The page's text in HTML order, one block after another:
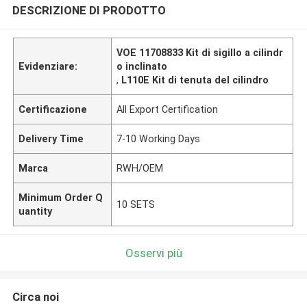
DESCRIZIONE DI PRODOTTO
Evidenziare:
VOE 11708833 Kit di sigillo a cilindr
o inclinato
, L110E Kit di tenuta del cilindro
Certificazione All Export Certification
Delivery Time 7-10 Working Days
Marca RWH/OEM
Minimum Order Q
uantity
10 SETS
Osservi più
Circa noi